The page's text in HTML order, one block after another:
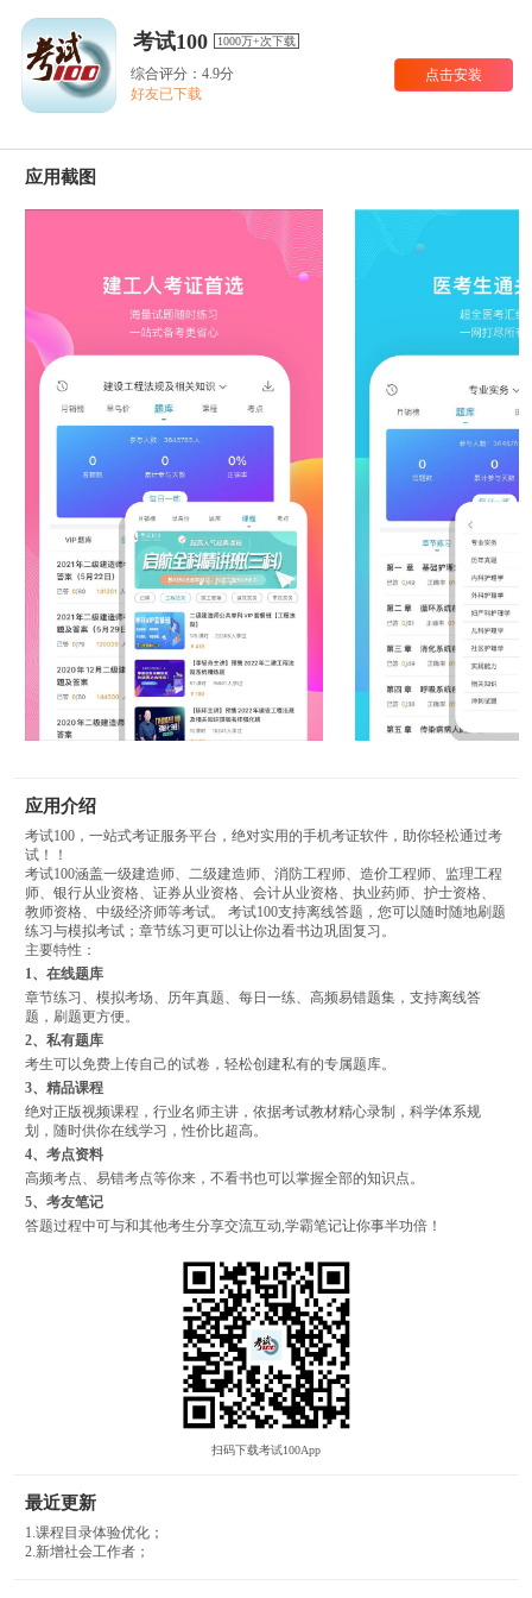
考试100 1000万+次下载
综合评分：4.9分
好友已下载
点击安装
应用截图
应用介绍
考试100，一站式考证服务平台，绝对实用的手机考证软件，助你轻松通过考
试！！
考试100涵盖一级建造师、二级建造师、消防工程师、造价工程师、监理工程
师、银行从业资格、证券从业资格、会计从业资格、执业药师、护士资格、
教师资格、中级经济师等考试。 考试100支持离线答题，您可以随时随地刷题
练习与模拟考试；章节练习更可以让你边看书边巩固复习。
主要特性：
1、在线题库
章节练习、模拟考场、历年真题、每日一练、高频易错题集，支持离线答
题，刷题更方便。
2、私有题库
考生可以免费上传自己的试卷，轻松创建私有的专属题库。
3、精品课程
绝对正版视频课程，行业名师主讲，依据考试教材精心录制，科学体系规
划，随时供你在线学习，性价比超高。
4、考点资料
高频考点、易错考点等你来，不看书也可以掌握全部的知识点。
5、考友笔记
答题过程中可与和其他考生分享交流互动,学霸笔记让你事半功倍！
扫码下载考试100App
最近更新
1.课程目录体验优化；
2.新增社会工作者；